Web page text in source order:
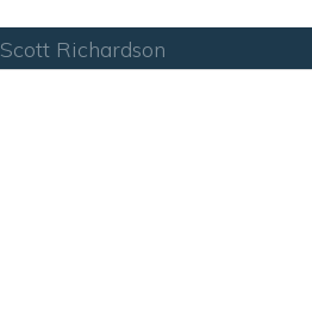
Scott Richardson